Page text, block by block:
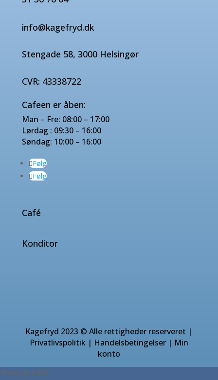
info@kagefryd.dk
Stengade 58, 3000 Helsingør
CVR: 43338722
Cafeen er åben:
Man – Fre: 08:00 – 17:00
Lørdag : 09:30 – 16:00
Søndag: 10:00 – 16:00
Følg
Følg
Café
Konditor
Kagefryd 2023 © Alle rettigheder reserveret |
Privatlivspolitik| Handelsbetingelser| Min
konto
Shopping cart0